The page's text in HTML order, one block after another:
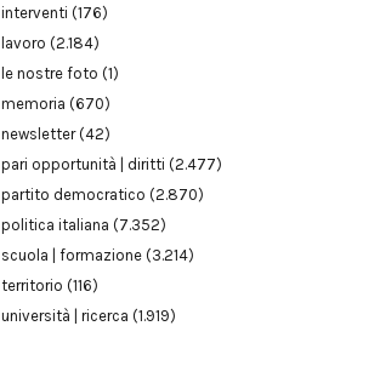
interventi (176)
lavoro (2.184)
le nostre foto (1)
memoria (670)
newsletter(42)
pari opportunità | diritti (2.477)
partito democratico (2.870)
politica italiana (7.352)
scuola | formazione (3.214)
territorio (116)
università | ricerca (1.919)